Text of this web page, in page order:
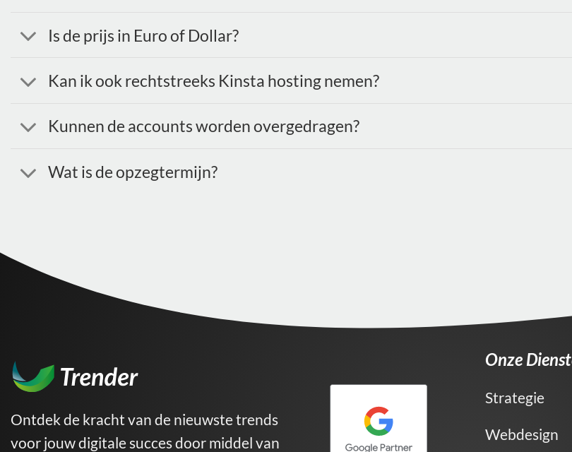
Is de prijs in Euro of Dollar?
Kan ik ook rechtstreeks Kinsta hosting nemen?
Kunnen de accounts worden overgedragen?
Wat is de opzegtermijn?
Ontdek de kracht van de nieuwste trends
voor jouw digitale succes door middel van
Onze
Strategie
Webdesign